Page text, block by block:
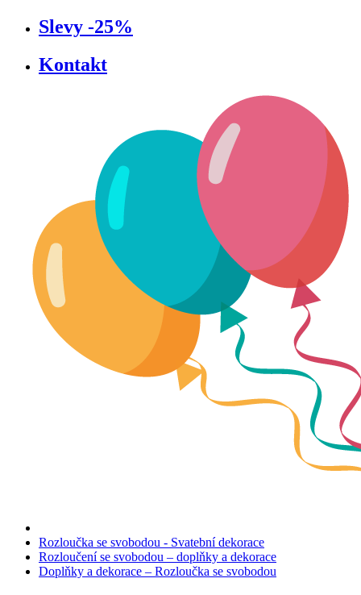
Slevy -25%
Kontakt
Rozloučka se svobodou - Svatební dekorace
Rozloučení se svobodou – doplňky a dekorace
Doplňky a dekorace – Rozloučka se svobodou